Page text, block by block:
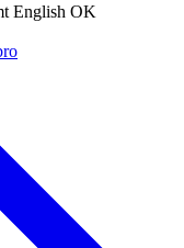
English OK